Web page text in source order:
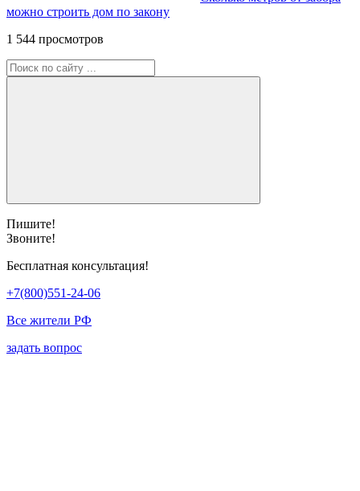
можно строить дом по закону
1 544 просмотров
Пишите!
Звоните!
Бесплатная консультация!
+7(800)551-24-06
Все жители РФ
задать вопрос